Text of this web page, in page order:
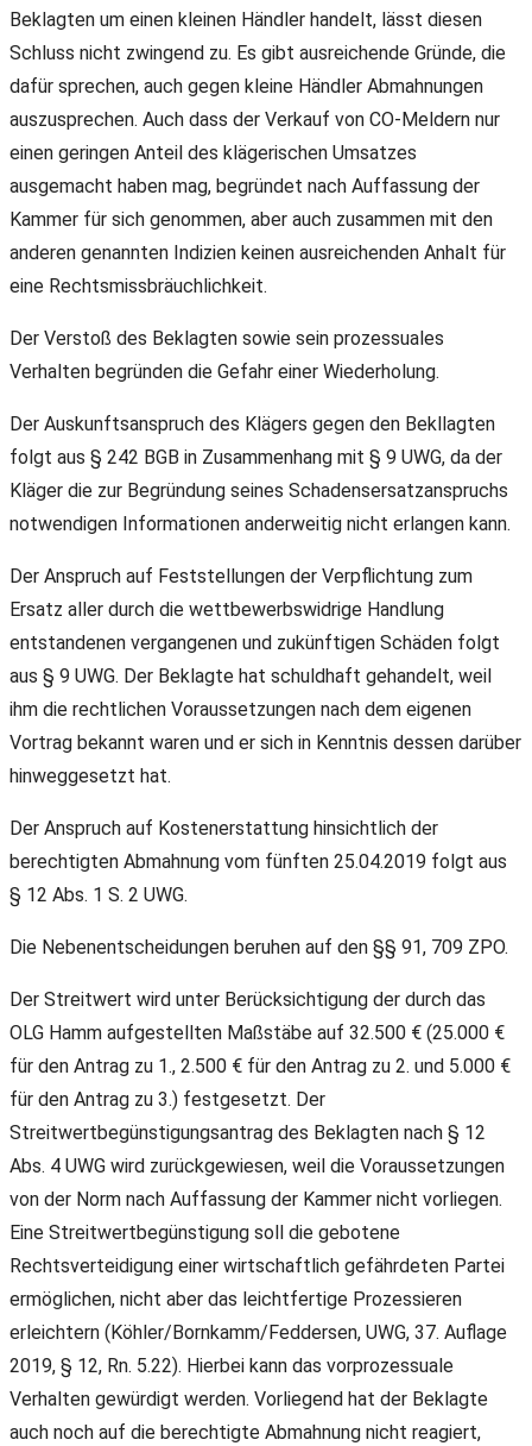
Beklagten um einen kleinen Händler handelt, lässt diesen
Schluss nicht zwingend zu. Es gibt ausreichende Gründe, die
dafür sprechen, auch gegen kleine Händler Abmahnungen
auszusprechen. Auch dass der Verkauf von CO-Meldern nur
einen geringen Anteil des klägerischen Umsatzes
ausgemacht haben mag, begründet nach Auffassung der
Kammer für sich genommen, aber auch zusammen mit den
anderen genannten Indizien keinen ausreichenden Anhalt für
eine Rechtsmissbräuchlichkeit.
Der Verstoß des Beklagten sowie sein prozessuales
Verhalten begründen die Gefahr einer Wiederholung.
Der Auskunftsanspruch des Klägers gegen den Bekllagten
folgt aus § 242 BGB in Zusammenhang mit § 9 UWG, da der
Kläger die zur Begründung seines Schadensersatzanspruchs
notwendigen Informationen anderweitig nicht erlangen kann.
Der Anspruch auf Feststellungen der Verpflichtung zum
Ersatz aller durch die wettbewerbswidrige Handlung
entstandenen vergangenen und zukünftigen Schäden folgt
aus § 9 UWG. Der Beklagte hat schuldhaft gehandelt, weil
ihm die rechtlichen Voraussetzungen nach dem eigenen
Vortrag bekannt waren und er sich in Kenntnis dessen darüber
hinweggesetzt hat.
Der Anspruch auf Kostenerstattung hinsichtlich der
berechtigten Abmahnung vom fünften 25.04.2019 folgt aus
§ 12 Abs. 1 S. 2 UWG.
Die Nebenentscheidungen beruhen auf den §§ 91, 709 ZPO.
Der Streitwert wird unter Berücksichtigung der durch das
OLG Hamm aufgestellten Maßstäbe auf 32.500 € (25.000 €
für den Antrag zu 1., 2.500 € für den Antrag zu 2. und 5.000 €
für den Antrag zu 3.) festgesetzt. Der
Streitwertbegünstigungsantrag des Beklagten nach § 12
Abs. 4 UWG wird zurückgewiesen, weil die Voraussetzungen
von der Norm nach Auffassung der Kammer nicht vorliegen.
Eine Streitwertbegünstigung soll die gebotene
Rechtsverteidigung einer wirtschaftlich gefährdeten Partei
ermöglichen, nicht aber das leichtfertige Prozessieren
erleichtern (Köhler/Bornkamm/Feddersen, UWG, 37. Auflage
2019, § 12, Rn. 5.22). Hierbei kann das vorprozessuale
Verhalten gewürdigt werden. Vorliegend hat der Beklagte
auch noch auf die berechtigte Abmahnung nicht reagiert,